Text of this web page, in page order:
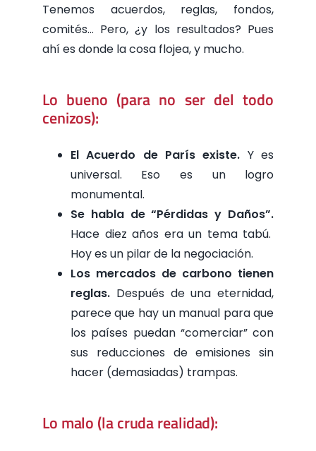
Tenemos acuerdos, reglas, fondos,
comités… Pero, ¿y los resultados? Pues
ahí es donde la cosa flojea, y mucho.
Lo bueno (para no ser del todo
cenizos):
El Acuerdo de París existe. Y es
universal. Eso es un logro
monumental.
Se habla de “Pérdidas y Daños”.
Hace diez años era un tema tabú.
Hoy es un pilar de la negociación.
Los mercados de carbono tienen
reglas.Después de una eternidad,
parece que hay un manual para que
los países puedan “comerciar” con
sus reducciones de emisiones sin
hacer (demasiadas) trampas.
Lo malo (la cruda realidad):